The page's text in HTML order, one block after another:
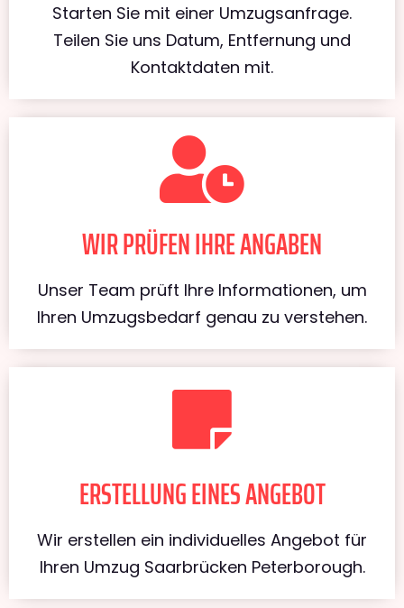
Starten Sie mit einer Umzugsanfrage.
Teilen Sie uns Datum, Entfernung und
Kontaktdaten mit.
WIR PRÜFEN IHRE ANGABEN
Unser Team prüft Ihre Informationen, um
Ihren Umzugsbedarf genau zu verstehen.
ERSTELLUNG EINES ANGEBOT
Wir erstellen ein individuelles Angebot für
Ihren Umzug Saarbrücken Peterborough.